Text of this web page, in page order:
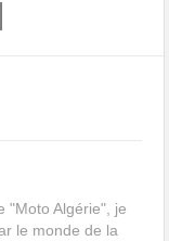
"Moto Algérie", je
le monde de la